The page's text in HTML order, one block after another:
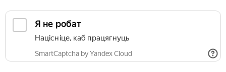
Я не робат
Націсніце, каб працягнуць
SmartCaptcha by Yandex Cloud